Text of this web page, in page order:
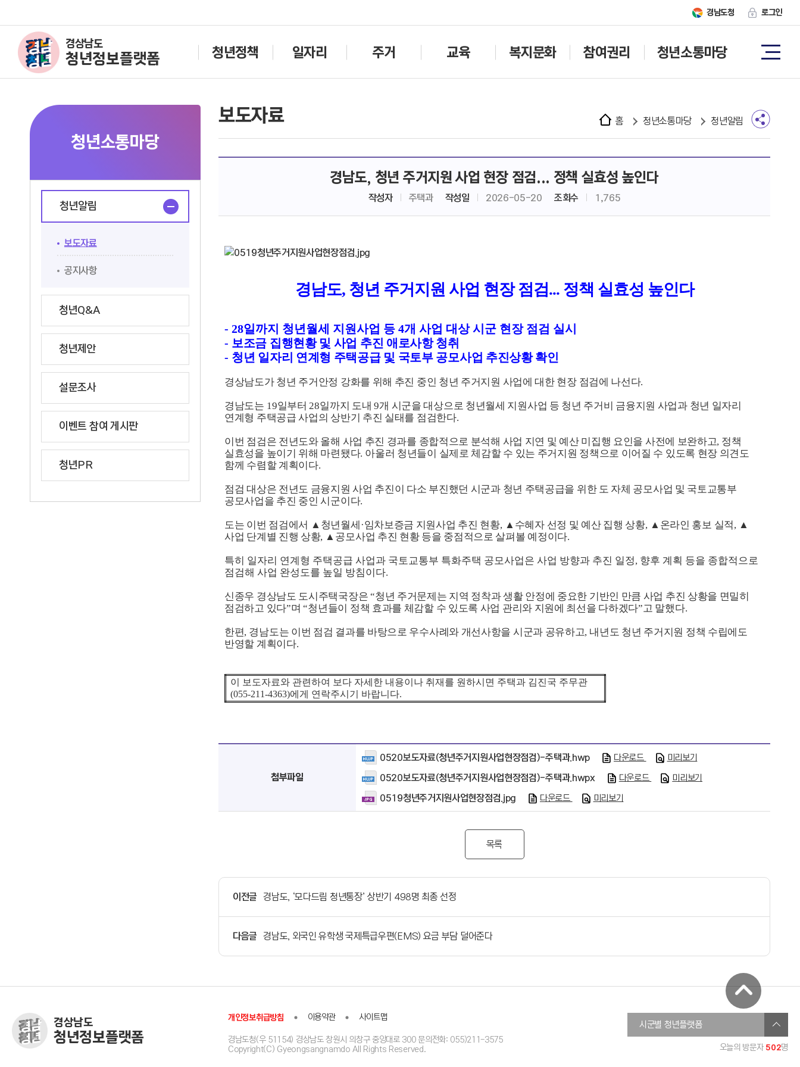
경남도청 로그인
경상남도
청년정보플랫폼 청년정책 일자리 주거 교육 복지문화 참여권리 청년소통마당
청년소통마당
청년알림
보도자료
공지사항
청년Q&A
청년제안
설문조사
이벤트 참여 게시판
청년PR
보도자료 홈 청년소통마당 청년알림
경남도, 청년 주거지원 사업 현장 점검... 정책 실효성 높인다
작성자 주택과 작성일 2026-05-20 조회수 1,765
경남도, 청년 주거지원 사업 현장 점검... 정책 실효성 높인다
- 28일까지 청년월세 지원사업 등 4개 사업 대상 시군 현장 점검 실시
- 보조금 집행현황 및 사업 추진 애로사항 청취
- 청년 일자리 연계형 주택공급 및 국토부 공모사업 추진상황 확인
경상남도가 청년 주거안정 강화를 위해 추진 중인 청년 주거지원 사업에 대한 현장 점검에 나선다.
경남도는 19일부터28일까지 도내9개 시군을 대상으로 청년월세 지원사업 등 청년 주거비 금융지원 사업과 청년 일자리
연계형 주택공급 사업의 상반기 추진 실태를 점검한다.
이번 점검은 전년도와 올해 사업 추진 경과를 종합적으로 분석해 사업 지연 및 예산 미집행 요인을 사전에 보완하고, 정책
실효성을 높이기 위해 마련됐다. 아울러 청년들이 실제로 체감할 수 있는 주거지원 정책으로 이어질 수 있도록 현장 의견도
함께 수렴할 계획이다.
점검 대상은 전년도 금융지원 사업 추진이 다소 부진했던 시군과 청년 주택공급을 위한 도 자체 공모사업 및 국토교통부
공모사업을 추진 중인 시군이다.
도는 이번 점검에서 ▲ 청년월세 ·임차보증금 지원사업 추진 현황, ▲ 수혜자 선정 및 예산 집행 상황, ▲ 온라인 홍보 실적, ▲
사업 단계별 진행 상황, ▲ 공모사업 추진 현황 등을 중점적으로 살펴볼 예정이다.
특히 일자리 연계형 주택공급 사업과 국토교통부 특화주택 공모사업은 사업 방향과 추진 일정, 향후 계획 등을 종합적으로
점검해 사업 완성도를 높일 방침이다.
신종우 경상남도 도시주택국장은 “청년 주거문제는 지역 정착과 생활 안정에 중요한 기반인 만큼 사업 추진 상황을 면밀히
점검하고 있다”며“청년들이 정책 효과를 체감할 수 있도록 사업 관리와 지원에 최선을 다하겠다”고 말했다.
한편, 경남도는 이번 점검 결과를 바탕으로 우수사례와 개선사항을 시군과 공유하고, 내년도 청년 주거지원 정책 수립에도
반영할 계획이다.
이 보도자료와 관련하여 보다 자세한 내용이나 취재를 원하시면 주택과 김진국 주무관
(055-211-4363)에게 연락주시기 바랍니다.
첨부파일
0520보도자료(청년주거지원사업현장점검)-주택과.hwp 다운로드 미리보기
0520보도자료(청년주거지원사업현장점검)-주택과.hwpx 다운로드 미리보기
0519청년주거지원사업현장점검.jpg 다운로드 미리보기
목록
이전글 경남도, ‘모다드림 청년통장’ 상반기 498명 최종 선정
다음글 경남도, 외국인 유학생 국제특급우편(EMS) 요금 부담 덜어준다
경상남도
청년정보플랫폼
개인정보취급방침 이용약관 사이트맵
경남도청(우 51154) 경상남도 창원시 의창구 중앙대로 300 문의전화: 055)211-3575
Copyright(C) Gyeongsangnamdo All Rights Reserved.
창원청년정보플랫폼
진주시청년온라인플랫폼
시군별 청년플랫폼
오늘의 방문자 502명